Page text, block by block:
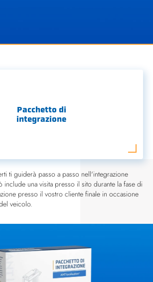
Pacchetto di
integrazione
ti guiderà passo a passo nell'integrazione
include una visita presso il sito durante la fase di
presso il vostro cliente finale in occasione
veicolo.